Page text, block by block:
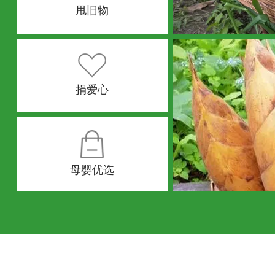
甩旧物
捐爱心
母婴优选